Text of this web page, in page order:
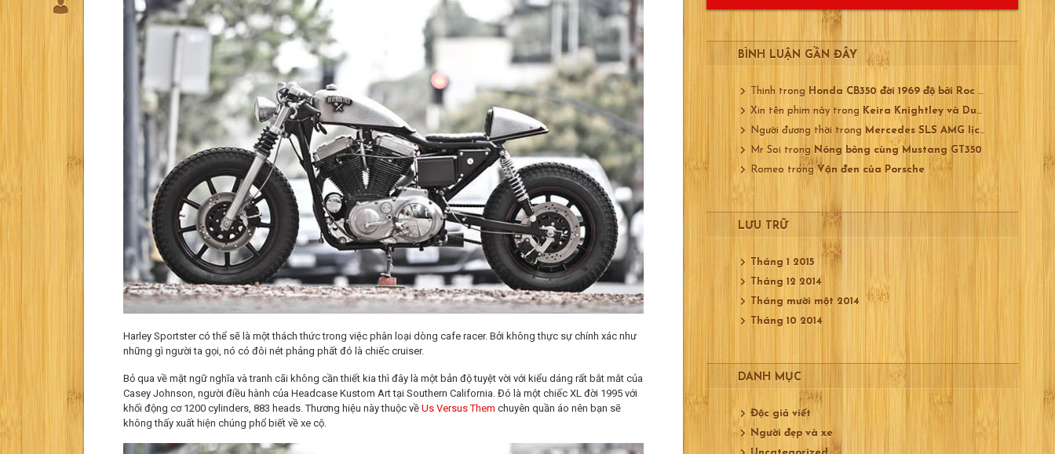
Harley Sportster có thể sẽ là một thách thức trong việc phân loại dòng cafe racer. Bởi không thực sự chính xác như
những gì người ta gọi, nó có đôi nét phảng phất đó là chiếc cruiser.
Bỏ qua về mặt ngữ nghĩa và tranh cãi không cần thiết kia thì đây là một bản độ tuyệt vời với kiểu dáng rất bắt mắt của
Casey Johnson, người điều hành của Headcase Kustom Art tại Southern California. Đó là một chiếc XL đời 1995 với
khối động cơ 1200 cylinders, 883 heads. Thương hiệu này thuộc về Us Versus Them chuyên quần áo nên bạn sẽ
không thấy xuất hiện chúng phổ biết về xe cộ.
BÌNH LUẬN GẦN ĐÂY
Thinh trong
Honda CB350 đời 1969 độ bởi Roc City
Xin tên phim này trong
Keira Knightley và Ducati 750
Người đương thời trong Mercedes SLS AMG lịch lãm
Mr Soi trong Nóng bỏng cùng Mustang GT350
Romeo trongVận đen của Porsche
LƯU TRỮ
Tháng 1 2015
Tháng 12 2014
Tháng mười một 2014
Tháng 10 2014
DANH MỤC
Độc giả viết
Người đẹp và xe